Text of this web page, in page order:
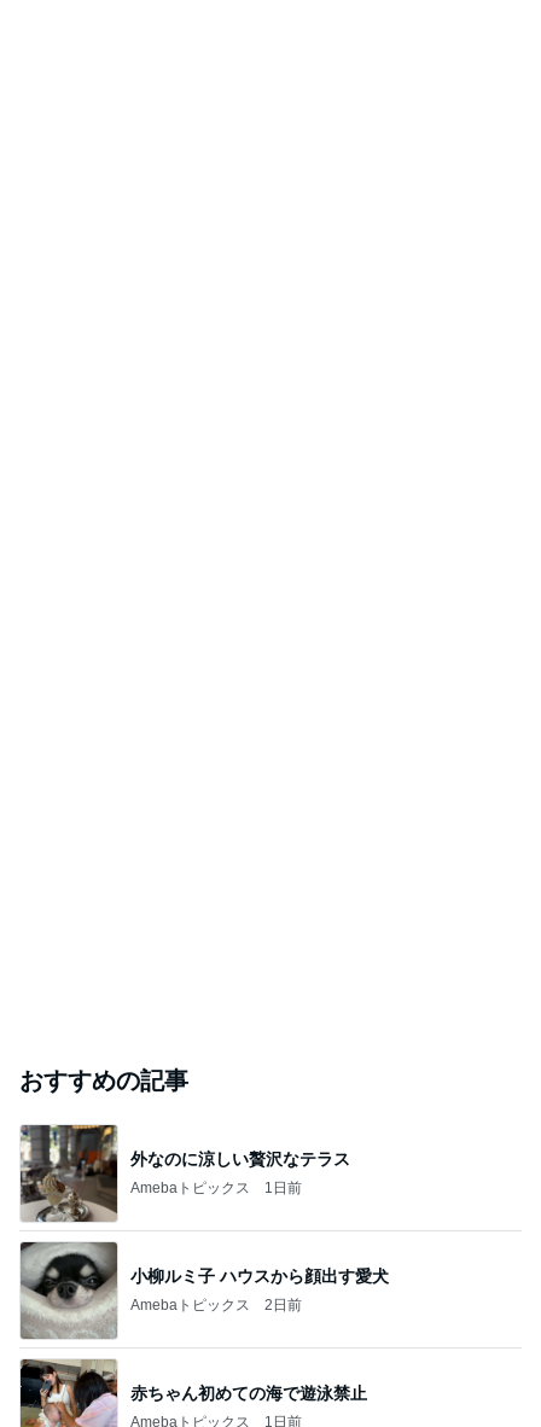
おすすめの記事
外なのに涼しい贅沢なテラス
Amebaトピックス 1日前
小柳ルミ子 ハウスから顔出す愛犬
Amebaトピックス 2日前
赤ちゃん初めての海で遊泳禁止
Amebaトピックス 1日前